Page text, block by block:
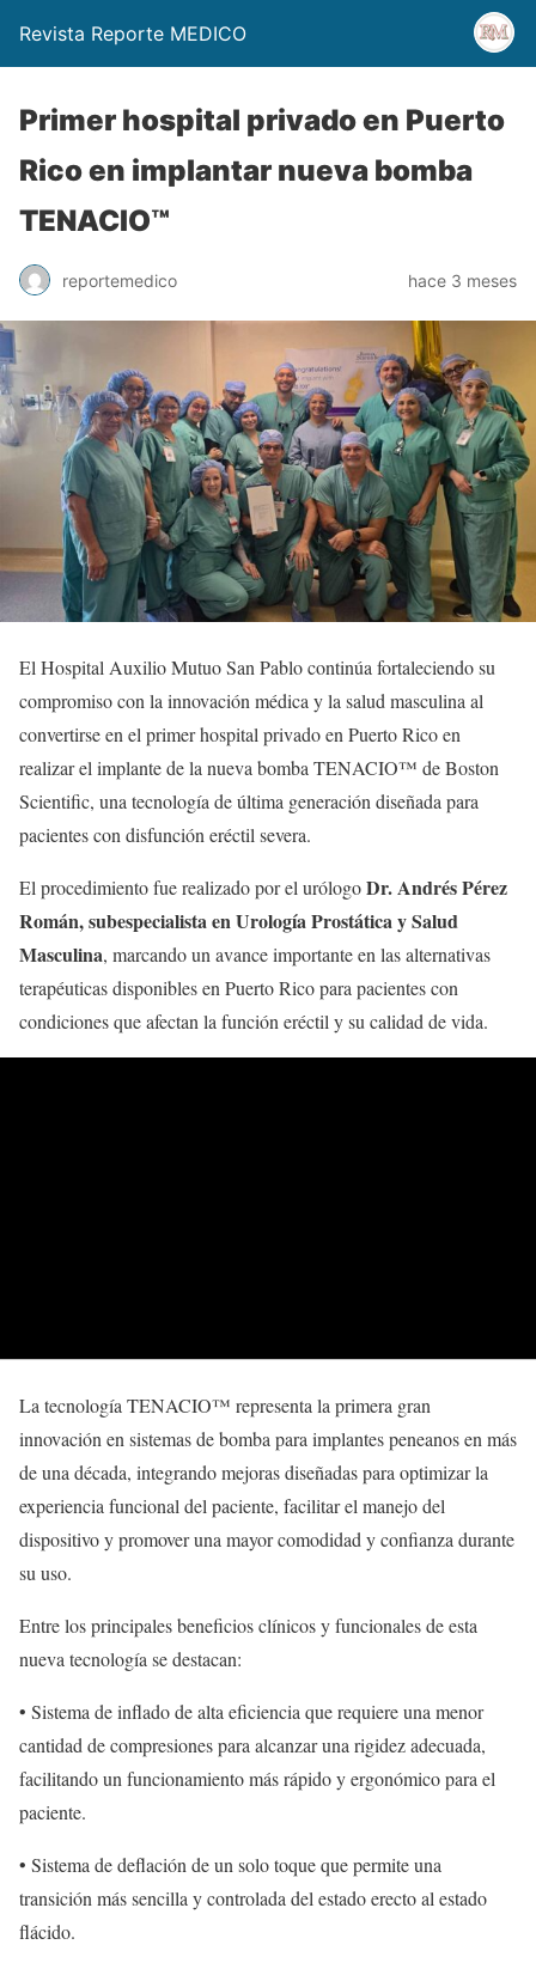
Revista Reporte MEDICO
Primer hospital privado en Puerto
Rico en implantar nueva bomba
TENACIO™
reportemedico hace 3 meses
ElHospital Auxilio Mutuo San Pablocontinúa fortaleciendo su
compromiso con la innovación médica y la salud masculina al
convertirse en el primer hospital privado en Puerto Rico en
realizar el implante de la nueva bomba TENACIO™ deBoston
Scientific, una tecnología de última generación diseñada para
pacientes con disfunción eréctil severa.
El procedimiento fue realizado por el urólogoDr. Andrés Pérez
Román, subespecialista en Urología Prostática y Salud
Masculina, marcando un avance importante en las alternativas
terapéuticas disponibles en Puerto Rico para pacientes con
condiciones que afectan la función eréctil y su calidad de vida.
La tecnología TENACIO™ representa la primera gran
innovación en sistemas de bomba para implantes peneanos en más
de una década, integrando mejoras diseñadas para optimizar la
experiencia funcional del paciente, facilitar el manejo del
dispositivo y promover una mayor comodidad y confianza durante
su uso.
Entre los principales beneficios clínicos y funcionales de esta
nueva tecnología se destacan:
• Sistema de inflado de alta eficiencia que requiere una menor
cantidad de compresiones para alcanzar una rigidez adecuada,
facilitando un funcionamiento más rápido y ergonómico para el
paciente.
• Sistema de deflación de un solo toque que permite una
transición más sencilla y controlada del estado erecto al estado
flácido.